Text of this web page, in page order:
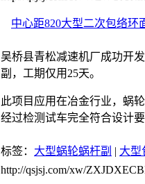
中心距820大型二次包络环
吴桥县青松减速机厂成功开
副，工期仅用25天。
此项目应用在冶金行业，蜗
经过检测试车完全符合设计
标签： 大型蜗轮蜗杆副 | 大型
http://qsjsj.com/xw/